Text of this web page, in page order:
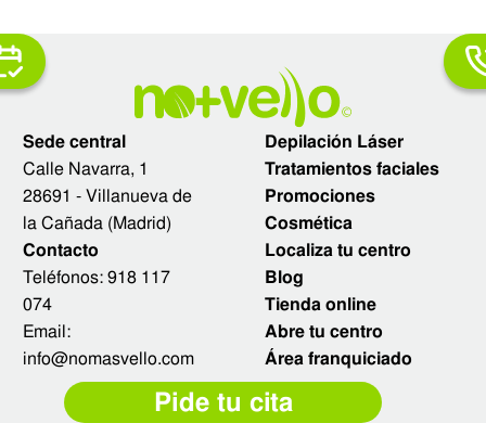
Sede central
Calle Navarra, 1
28691 - Villanueva de
la Cañada (Madrid)
Contacto
Teléfonos:918 117
074
Email:
info@nomasvello.com
Depilación Láser
Tratamientos faciales
Promociones
Cosmética
Localiza tu centro
Blog
Tienda online
Abre tu centro
Área franquiciado
Pide tu cita